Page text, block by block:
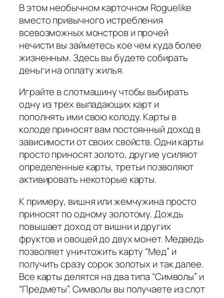
В этом необычном карточном Roguelike
вместо привычного истребления
всевозможных монстров и прочей
нечисти вы займетесь кое чем куда более
жизненным. Здесь вы будете собирать
деньги на оплату жилья.
Играйте в слотмашину чтобы выбирать
одну из трех выпадающих карт и
пополнять ими свою колоду. Карты в
колоде приносят вам постоянный доход в
зависимости от своих свойств. Одни карты
просто приносят золото, другие усиляют
определенные карты, третьи позволяют
активировать некоторые карты.
К примеру, вишня или жемчужина просто
приносят по одному золотому. Дождь
повышает доход от вишни и других
фруктов и овощей до двух монет. Медведь
позволяет уничтожить карту “Мед” и
получить сразу сорок золотых и так далее.
Все карты делятся на два типа “Символы” и
“Предметы”. Символы вы получаете из слот